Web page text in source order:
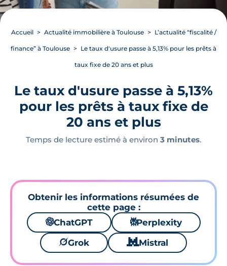
Accueil Actualité immobilière à Toulouse L’actualité “fiscalité /
finance” à Toulouse Le taux d'usure passe à 5,13% pour les prêts à
taux fixe de 20 ans et plus
Le taux d'usure passe à 5,13%
pour les prêts à taux fixe de
20 ans et plus
Temps de lecture estimé à environ 3 minutes.
Obtenir les informations résumées de
cette page :
🌌ChatGPT ⚙Perplexity
🪐Grok 🐱 Mistral